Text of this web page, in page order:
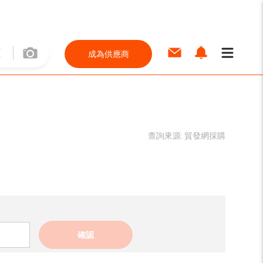
成為供應商
查詢來源: 貿發網採購
確認